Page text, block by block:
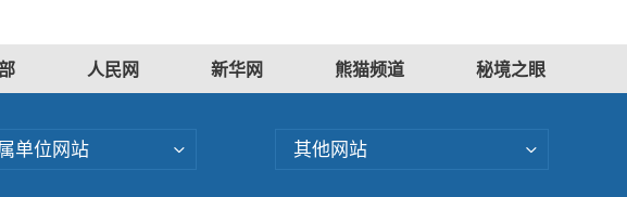
人民网 新华网 熊猫频道 秘境之眼
单位网站 其他网站